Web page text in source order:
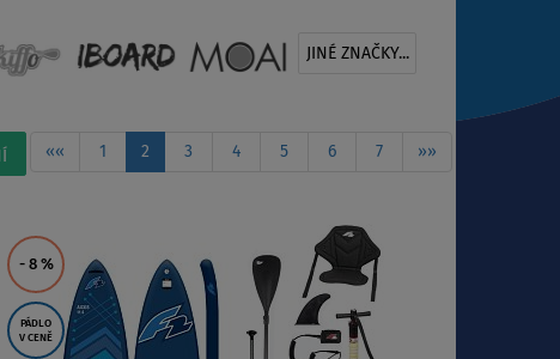
JINÉ ZNAČKY...
«« 1 2 3 4 5 6 7 »»
- 8 %
PÁDLO
V CENĚ